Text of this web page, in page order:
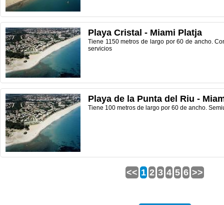
Playa Cristal - Miami Platja
Tiene 1150 metros de largo por 60 de ancho.
servicios
Playa de la Punta del Riu -
Tiene 100 metros de largo por 60 de ancho.
<< 1 2 3 4 5 6 >>